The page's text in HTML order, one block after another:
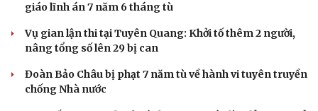
giáo lĩnh án 7 năm 6 tháng tù
Vụ gian lận thi tại Tuyên Quang: Khởi tố thêm 2 người,
nâng tổng số lên 29 bị can
Đoàn Bảo Châu bị phạt 7 năm tù về hành vi tuyên truyền
chống Nhà nước